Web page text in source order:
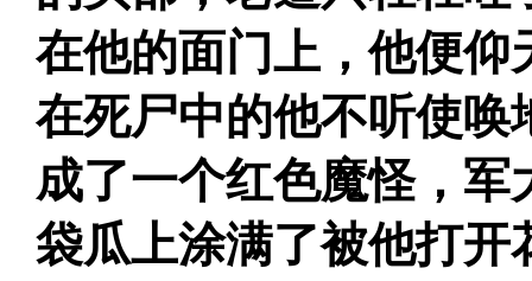
在他的面门上，他便仰
在死尸中的他不听使唤
成了一个红色魔怪，
袋瓜上涂满了被他打开